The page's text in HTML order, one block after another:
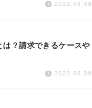
2022.09.09
？請求できるケースや
2022.08.08